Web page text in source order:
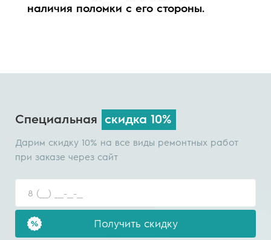
наличия поломки с его стороны.
Специальная скидка 10%
Дарим скидку 10% на все виды ремонтных работ
при заказе через сайт
Получить скидку